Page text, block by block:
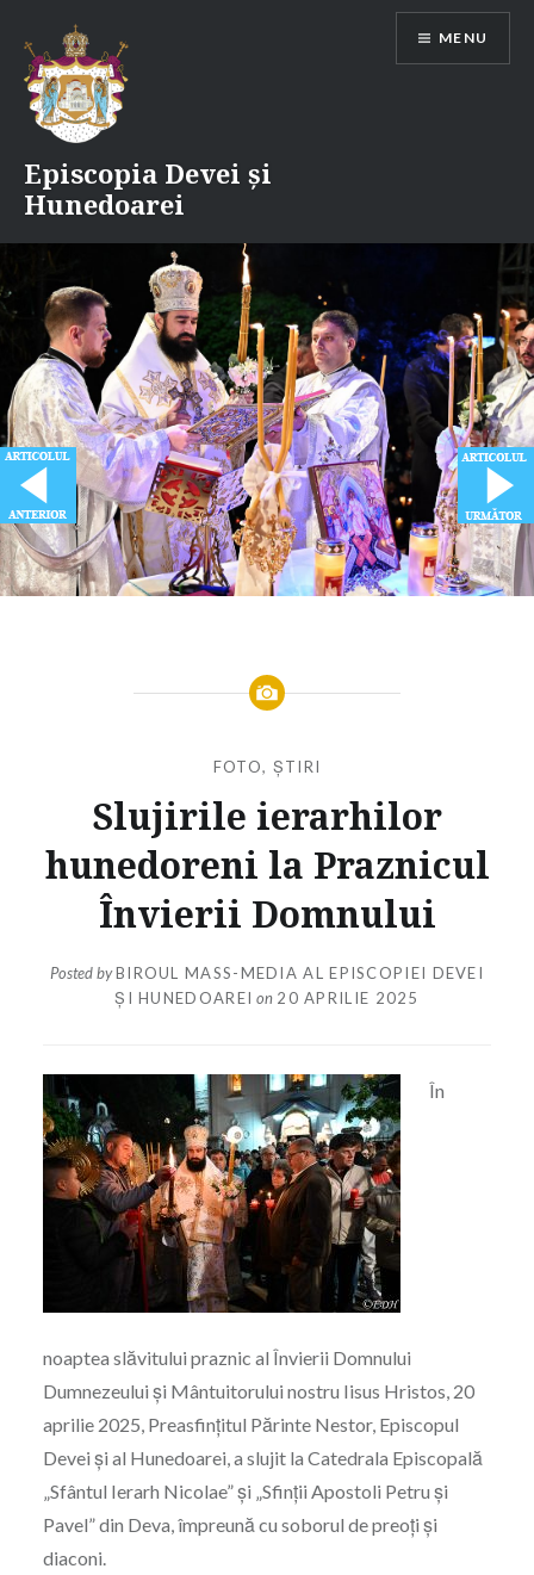
content
Episcopia Devei și
Hunedoarei
MENU
FOTO, ȘTIRI
Slujirile ierarhilor
hunedoreni la Praznicul
Învierii Domnului
Posted byBIROUL MASS-MEDIA AL EPISCOPIEI DEVEI
ȘI HUNEDOAREI on 20 APRILIE 2025
În
noaptea slăvitului praznic al Învierii Domnului
Dumnezeului și Mântuitorului nostru Iisus Hristos, 20
aprilie 2025, Preasfințitul Părinte Nestor, Episcopul
Devei și al Hunedoarei, a slujit la Catedrala Episcopală
„Sfântul Ierarh Nicolae” și „Sfinții Apostoli Petru și
Pavel” din Deva, împreună cu soborul de preoți și
diaconi.